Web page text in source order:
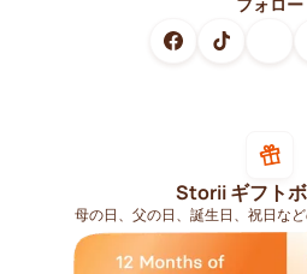
Storii ギフト
母の日、父の日、誕生日、祝日など